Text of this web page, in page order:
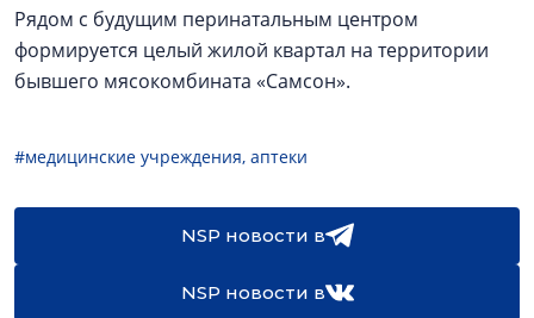
Рядом с будущим перинатальным центром
формируется целый жилой квартал на территории
бывшего мясокомбината «Самсон».
#медицинские учреждения, аптеки
NSP новости в
NSP новости в